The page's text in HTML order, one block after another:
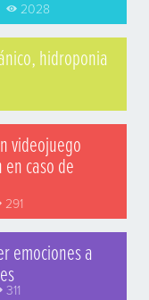
2028
hidroponia
videojuego
caso de
291
emociones a
311